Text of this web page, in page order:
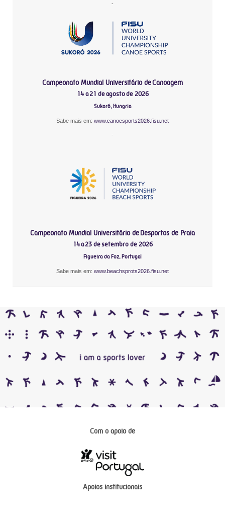
-
Campeonato Mundial Universitário de Canoagem
14 a 21 de agosto de 2026
Sukoró, Hungria
Sabe mais em: www.canoesports2026.fisu.net
-
Campeonato Mundial Universitário de Desportos de Praia
14 a 23 de setembro de 2026
Figueira da Foz, Portugal
Sabe mais em: www.beachsprots2026.fisu.net
Com o apoio de
Apoios institucionais